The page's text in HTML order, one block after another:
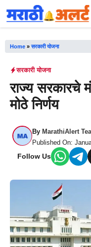
to
Home »सरकारी योजना
सरकारी योजना
राज्य सरकारचे
मोठे निर्णय
By MarathiAlert
Published On:
Follow Us